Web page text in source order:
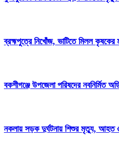
ব্রহ্মপুত্রে নিখোঁজ, ভাটিতে মিলল কৃষকের
বকশীগঞ্জে উপজেলা পরিষদের নবনির্মিত
নকলায় সড়ক দুর্ঘটনায় শিশুর মৃত্যু, আহত